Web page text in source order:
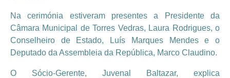
Na cerimónia estiveram presentes a Presidente da
Câmara Municipal de Torres Vedras, Laura Rodrigues, o
Conselheiro de Estado, Luís Marques Mendes e o
Deputado da Assembleia da República, Marco Claudino.
O Sócio-Gerente, Juvenal Baltazar, explica